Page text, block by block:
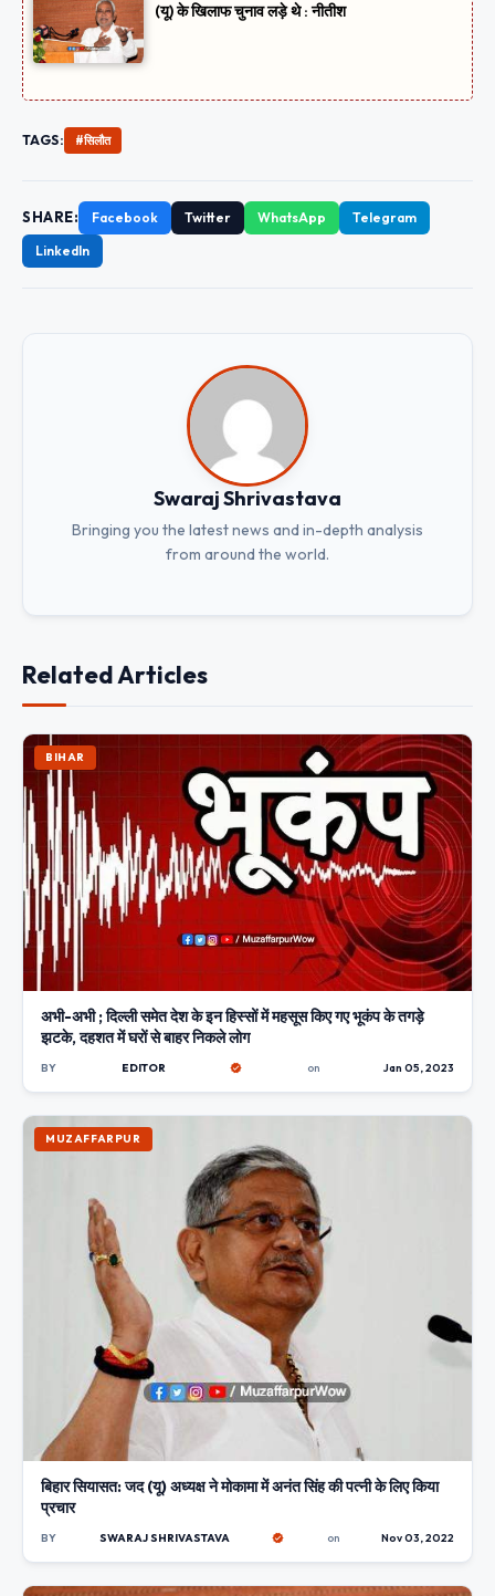
(यू) के खिलाफ चुनाव लड़े थे : नीतीश
TAGS: #सिलौत
SHARE: Facebook Twitter WhatsApp
Telegram
LinkedIn
Swaraj Shrivastava
Bringing you the latest news and in-depth analysis
from around the world.
Related Articles
BIHAR
अभी-अभी ; दिल्ली समेत देश के इन हिस्सों में महसूस किए गए भूकंप के तगड़े
झटके, दहशत में घरों से बाहर निकले लोग
BY EDITOR on Jan 05, 2023
MUZAFFARPUR
बिहार सियासत: जद (यू) अध्यक्ष ने मोकामा में अनंत सिंह की पत्नी के लिए किया
प्रचार
BY SWARAJ SHRIVASTAVA on Nov 03, 2022